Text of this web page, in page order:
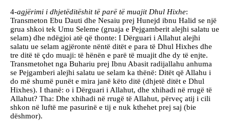
4-agjërimi i dhjetëditëshit të parë të muajit Dhul Hixhe:
Transmeton Ebu Dauti dhe Nesaiu prej Hunejd ibnu Halid se një
grua shkoi tek Umu Seleme (gruaja e Pejgamberit alejhi salatu ue
selam) dhe ndëgjoi atë që thonte: I Dërguari i Allahut alejhi
salatu ue selam agjëronte nëntë ditët e para të Dhul Hixhes dhe
tre ditë të çdo muaji: të hënën e parë të muajit dhe dy të enjte.
Transmetohet nga Buhariu prej Ibnu Abasit radijallahu anhuma
se Pejgamberi alejhi salatu ue selam ka thënë: Ditët që Allahu i
do më shumë punët e mira janë këto ditë (dhjetë ditët e Dhul
Hixhes). I thanë: o i Dërguari i Allahut, dhe xhihadi në rrugë të
Allahut? Tha: Dhe xhihadi në rrugë të Allahut, përveç atij i cili
shkon në luftë me pasurinë e tij e nuk kthehet prej saj (bie
dëshmor).